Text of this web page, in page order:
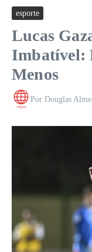
esporte
Lucas
Imbatível:
Menos
Por Douglas